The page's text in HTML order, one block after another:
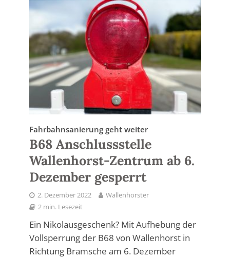
Fahrbahnsanierung geht weiter
B68 Anschlussstelle
Wallenhorst-Zentrum ab 6.
Dezember gesperrt
2. Dezember 2022
Wallenhorster
2 min. Lesezeit
Ein Nikolausgeschenk? Mit Aufhebung der
Vollsperrung der B68 von Wallenhorst in
Richtung Bramsche am 6. Dezember